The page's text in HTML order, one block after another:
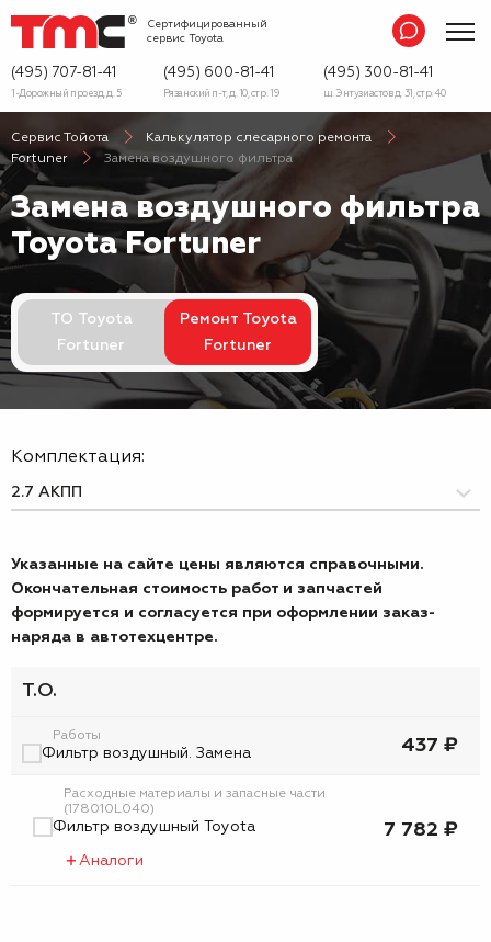
Сертифицированный
сервис Toyota
(495) 707-81-41
1-Дорожный проезд, д. 5
(495) 600-81-41
Рязанский п-т, д. 10, стр. 19
(495) 300-81-41
ш. Энтузиастов д. 31, стр. 40
Сервис Тойота
Калькулятор слесарного ремонта
Fortuner
Замена воздушного фильтра
Замена воздушного фильтра
Toyota Fortuner
ТО Toyota
Fortuner
Ремонт Toyota
Fortuner
Комплектация:
Указанные на сайте цены являются справочными.
Окончательная стоимость работ и запчастей
формируется и согласуется при оформлении заказ-
наряда в автотехцентре.
Т.О.
Работы
Фильтр воздушный. Замена 437 ₽
Расходные материалы и запасные части
(178010L040)
Фильтр воздушный Toyota
Аналоги
7 782 ₽